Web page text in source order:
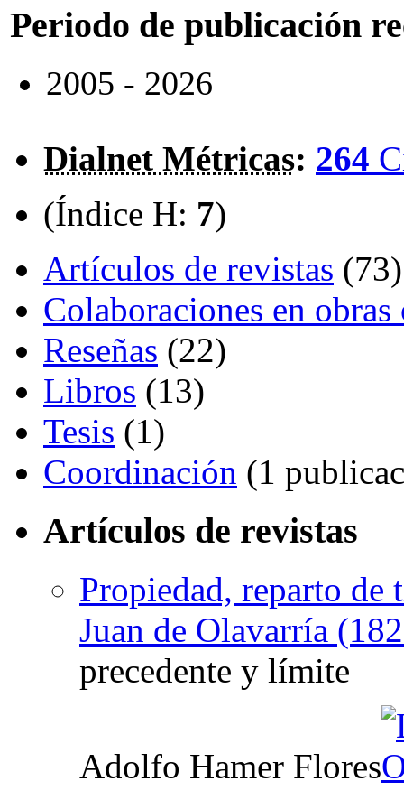
Periodo de publicación
2005 - 2026
Dialnet Métricas: 264
(Índice H: 7)
Artículos de revistas (73)
Colaboraciones en
Reseñas (22)
Libros (13)
Tesis (1)
Coordinación (1
Artículos de revistas
Propiedad, reparto
Juan de Olavarría
precedente y límite
Adolfo Hamer Flores